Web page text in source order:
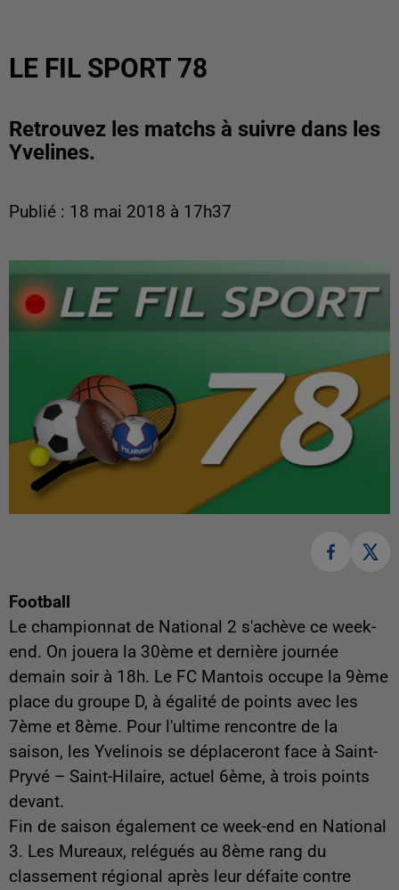
LE FIL SPORT 78
Retrouvez les matchs à suivre dans les
Yvelines.
Publié : 18 mai 2018 à 17h37
Football
Le championnat de National 2 s'achève ce week-
end. On jouera la 30ème et dernière journée
demain soir à 18h. Le FC Mantois occupe la 9ème
place du groupe D, à égalité de points avec les
7ème et 8ème. Pour l'ultime rencontre de la
saison, les Yvelinois se déplaceront face à Saint-
Pryvé – Saint-Hilaire, actuel 6ème, à trois points
devant.
Fin de saison également ce week-end en National
3. Les Mureaux, relégués au 8ème rang du
classement régional après leur défaite contre